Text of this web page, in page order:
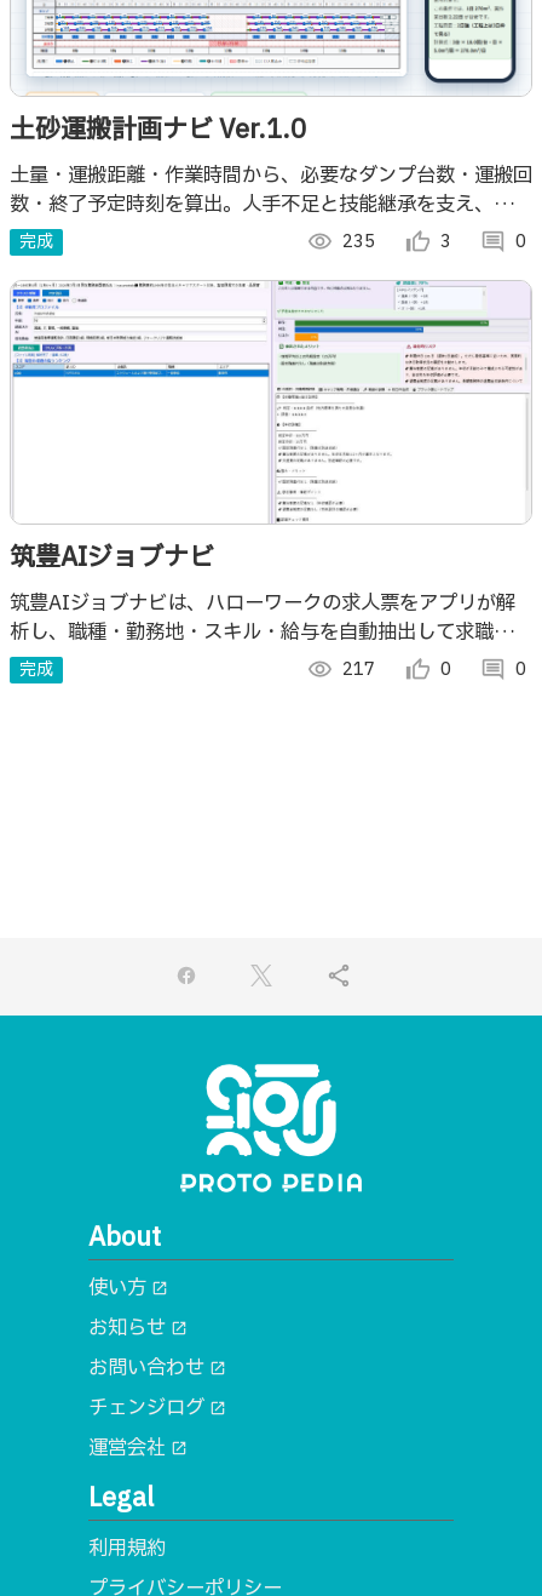
土砂運搬計画ナビ Ver.1.0
土量・運搬距離・作業時間から、必要なダンプ台数・運搬回
数・終了予定時刻を算出。人手不足と技能継承を支え、新人
教育にも活用できるExcel帳票対応の作業前計画支援Webア
プリです。
完成 visibility 235 thumb_up_alt 3 comment 0
筑豊AIジョブナビ
筑豊AIジョブナビは、ハローワークの求人票をアプリが解
析し、職種・勤務地・スキル・給与を自動抽出して求職者の
希望条件と照合し、最適な求人をおすすめする筑豊地域向け
のAI求人マッチングアプリです。
完成 visibility 217 thumb_up_alt 0 comment 0
share
About
使い方 open_in_new
お知らせ open_in_new
お問い合わせ open_in_new
チェンジログ open_in_new
運営会社 open_in_new
Legal
利用規約
プライバシーポリシー